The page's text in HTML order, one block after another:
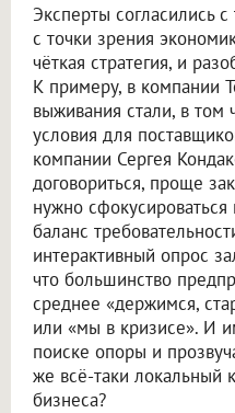
Эксперты согласились
с точки зрения
чёткая стратегия, и
К примеру, в компании
выживания стали, в том
условия для
компании Сергея
договориться, проще
нужно
баланс
интерактивный опрос
что большинство
среднее «держимся,
или «мы в кризисе». И
поиске опоры и
же всё-таки локальный
бизнеса?